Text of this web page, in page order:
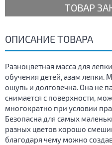
ТОВАР
ОПИСАНИЕ ТОВАРА
Разноцветная масса для
обучения детей, азам лепки.
ощупь и долговечна. Она не
снимается с поверхности,
многократно при условии
Безопасна для самых
разных цветов хорошо
благодаря чему можно